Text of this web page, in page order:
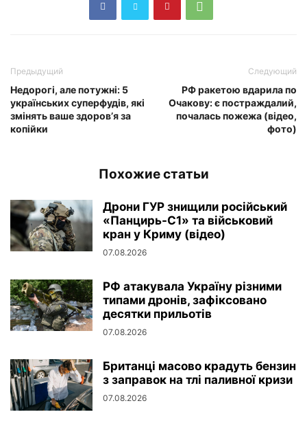
Предыдущий
Недорогі, але потужні: 5
українських суперфудів, які
змінять ваше здоров’я за
копійки
Следующий
РФ ракетою вдарила по
Очакову: є постраждалий,
почалась пожежа (відео,
фото)
Похожие статьи
Дрони ГУР знищили російський
«Панцирь-С1» та військовий
кран у Криму (відео)
07.08.2026
РФ атакувала Україну різними
типами дронів, зафіксовано
десятки прильотів
07.08.2026
Британці масово крадуть бензин
з заправок на тлі паливної кризи
07.08.2026